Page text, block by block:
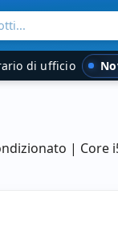
di ufficio
| Core